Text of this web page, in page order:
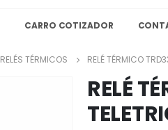
CARRO COTIZADOR
RELÉS TÉRMICOS RELÉ TÉRMICO
RELÉ